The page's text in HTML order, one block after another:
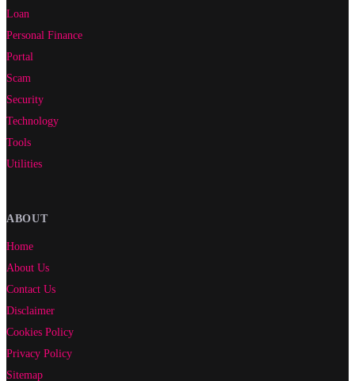
Loan
Personal Finance
Portal
Scam
Security
Technology
Tools
Utilities
ABOUT
Home
About Us
Contact Us
Disclaimer
Cookies Policy
Privacy Policy
Sitemap